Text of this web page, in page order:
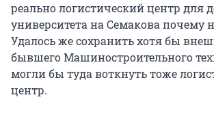
реально логистический центр для
университета на Семакова почему
Удалось же сохранить хотя бы
бывшего Машиностроительного
могли бы туда воткнуть тоже
центр.